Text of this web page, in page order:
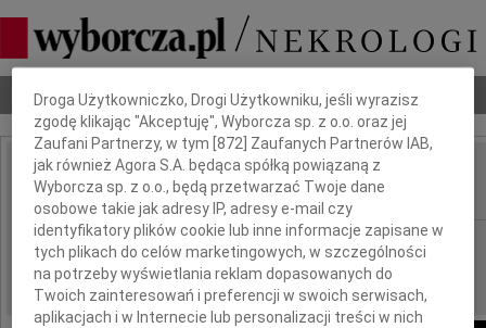
Nekrologi Odeszli Poradnik pogrzebowy
IMIĘ I NAZWISKO: Adam Piotr Dąbrowski
REGION: Warszawa
DATA EMISJI: 08.05.2026
Dbamy o Twoją prywatność
Droga Użytkowniczko, Drogi Użytkowniku, jeśli wyrazisz
zgodę klikając "Akceptuję", Wyborcza sp. z o.o. oraz jej
Zaufani Partnerzy, w tym [872 ] Zaufanych Partnerów IAB,
jak również Agora S.A. będąca spółką powiązaną z
Wyborcza sp. z o.o., będą przetwarzać Twoje dane
osobowe takie jak adresy IP, adresy e-mail czy
identyfikatory plików cookie lub inne informacje zapisane w
tych plikach do celów marketingowych, w szczególności
na potrzeby wyświetlania reklam dopasowanych do
Twoich zainteresowań i preferencji w swoich serwisach,
aplikacjach i w Internecie lub personalizacji treści w nich